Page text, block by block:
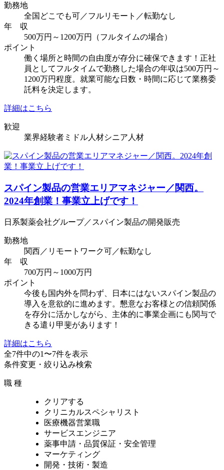
勤務地
全国どこでも可／フルリモート／転勤なし
年 収
500万円～1200万円（フルタイムの場合）
ポイント
働く場所と時間の自由度が存分に確保できます！正社
員としてフルタイムで勤務した場合の年収は500万円～
1200万円程度。就業可能な日数・時間に応じて業務委
託料を決定します。
詳細はこちら
歓迎
業界経験者 ミドル人材シニア人材
スパイン製品の営業エリアマネジャー／関西。
2024年創業！事業立上げです！
日系製薬会社グループ／スパイン製品の開発販売
勤務地
関西／リモートワーク可／転勤なし
年 収
700万円～1000万円
ポイント
今後も国内外を問わず、日本にはないスパイン製品の
導入を意欲的に進めます。懇意なお客様との信頼関係
を存分に活かしながら、主体的に事業企画にも関与で
きる遣り甲斐があります！
詳細はこちら
全7件中の1〜7件を表示
条件変更・絞り込み検索
職 種
クリアする
クリニカルスペシャリスト
医療機器営業職
サービスエンジニア
薬事申請・品質保証・安全管理
マーケティング
開発・技術・製造